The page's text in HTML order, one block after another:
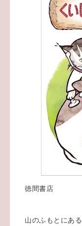
徳間書店
山のふもとにあ